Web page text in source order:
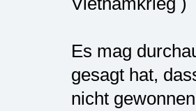
Es mag
gesagt hat,
nicht